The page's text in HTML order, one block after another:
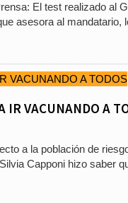
El test realizado al
asesora al mandatario,
IR VACUNANDO A
a la población de
Capponi hizo saber